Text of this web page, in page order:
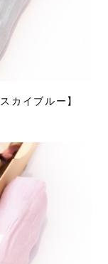
カイブルー】